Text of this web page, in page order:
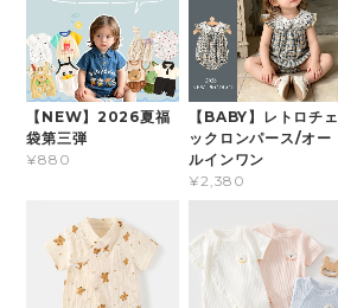
【NEW】2026夏福
袋第三弾
¥880
【BABY】レトロチェ
ックロンパース/オー
ルインワン
¥2,380